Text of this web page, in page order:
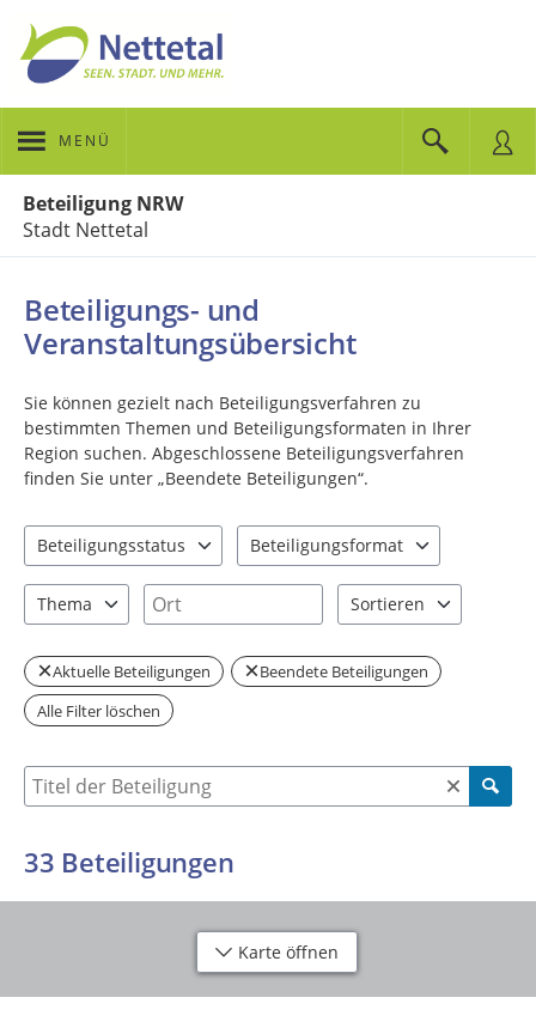
MENÜ
Beteiligung NRW
Stadt Nettetal
Beteiligungs- und
Veranstaltungsübersicht
Sie können gezielt nach Beteiligungsverfahren zu
bestimmten Themen und Beteiligungsformaten in Ihrer
Region suchen. Abgeschlossene Beteiligungsverfahren
finden Sie unter „Beendete Beteiligungen“.
Beteiligungsstatus
Beteiligungsformat
Thema
Ort
Sortieren
Aktuelle Beteiligungen
Beendete Beteiligungen
Alle Filter löschen
Suche nach Beteiligung
33 Beteiligungen
Karte öffnen